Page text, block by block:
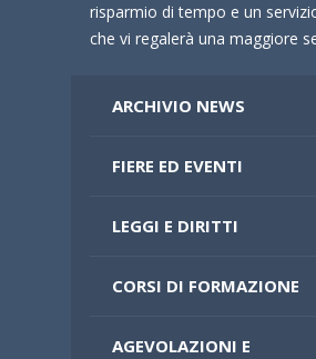
risparmio di tempo e un
che vi regalerà una maggiore
ARCHIVIO NEWS
FIERE ED EVENTI
LEGGI E DIRITTI
CORSI DI FORMAZIONE
AGEVOLAZIONI E